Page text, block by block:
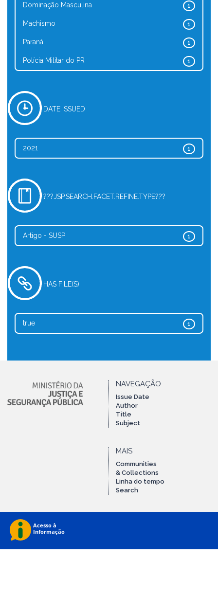
1
Dominação Masculina
1
Machismo
1
Paraná
1
Polícia Militar do PR
DATE ISSUED
1
2021
???JSP.SEARCH.FACET.REFINE.TYPE???
1
Artigo - SUSP
HAS FILE(S)
1
true
NAVEGAÇÃO
Issue Date
Author
Title
Subject
MAIS
Communities
& Collections
Linha do tempo
Search